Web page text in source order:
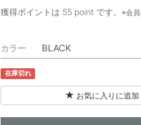
獲得ポイントは 55 point です。※会
カラー
在庫切れ
お気に入りに追加